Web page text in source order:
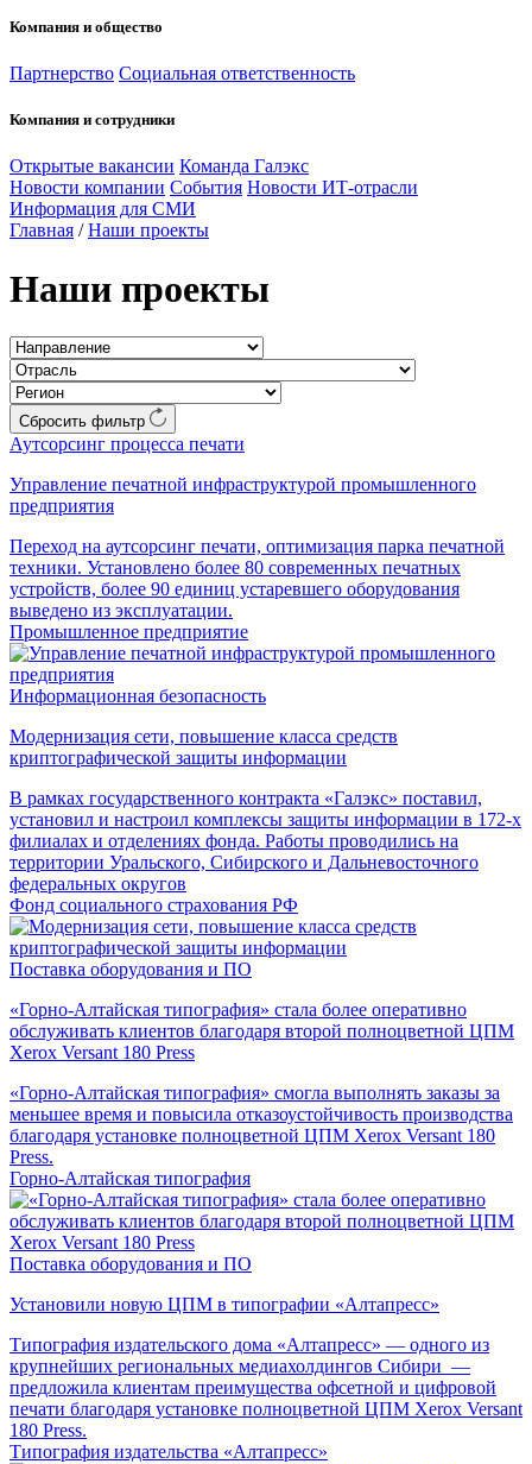
Компания и общество
Партнерство Социальная ответственность
Компания и сотрудники
Открытые вакансии Команда Галэкс
Новости компании События Новости ИТ-отрасли
Информация для СМИ
Главная / Наши проекты
Наши проекты
Сбросить фильтр
Аутсорсинг процесса печати
Управление печатной инфраструктурой промышленного
предприятия
Переход на аутсорсинг печати, оптимизация парка печатной
техники. Установлено более 80 современных печатных
устройств, более 90 единиц устаревшего оборудования
выведено из эксплуатации.
Промышленное предприятие
Информационная безопасность
Модернизация сети, повышение класса средств
криптографической защиты информации
В рамках государственного контракта «Галэкс» поставил,
установил и настроил комплексы защиты информации в 172-х
филиалах и отделениях фонда. Работы проводились на
территории Уральского, Сибирского и Дальневосточного
федеральных округов
Фонд социального страхования РФ
Поставка оборудования и ПО
«Горно-Алтайская типография» стала более оперативно
обслуживать клиентов благодаря второй полноцветной ЦПМ
Xerox Versant 180 Press
«Горно-Алтайская типография» смогла выполнять заказы за
меньшее время и повысила отказоустойчивость производства
благодаря установке полноцветной ЦПМ Xerox Versant 180
Press.
Горно-Алтайская типография
Поставка оборудования и ПО
Установили новую ЦПМ в типографии «Алтапресс»
Типография издательского дома «Алтапресс» — одного из
крупнейших региональных медиахолдингов Сибири —
предложила клиентам преимущества офсетной и цифровой
печати благодаря установке полноцветной ЦПМ Xerox Versant
180 Press.
Типография издательства «Алтапресс»